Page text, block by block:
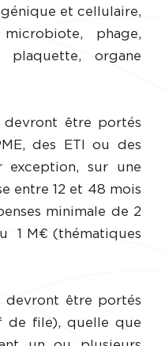
et cellulaire,
phage,
plaquette, organe
être portés
des ETI ou des
exception, sur une
entre 12 et 48 mois
minimale de 2
1 M€ (thématiques
devront être portés
de file), quelle que